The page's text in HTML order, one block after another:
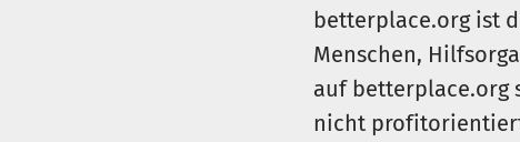
betterplace.org ist
Menschen,
auf betterplace.org
nicht